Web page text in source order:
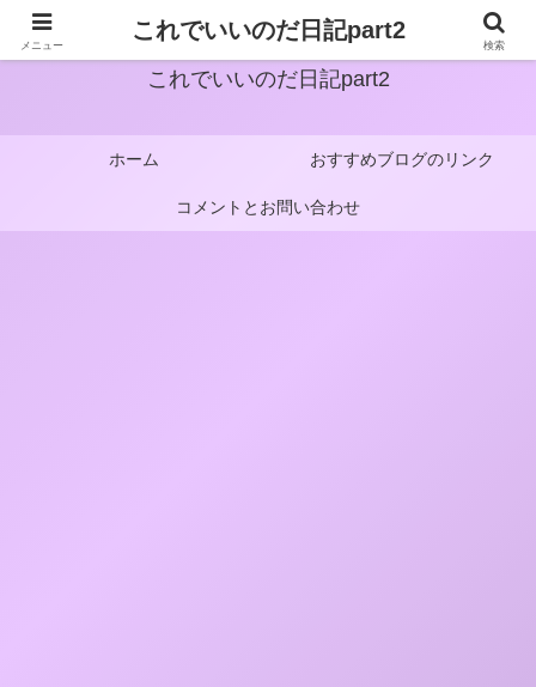
これでいいのだ日記part2
ホーム おすすめブログのリンク
コメントとお問い合わせ
メニュー
これでいいのだ日記part2
検索